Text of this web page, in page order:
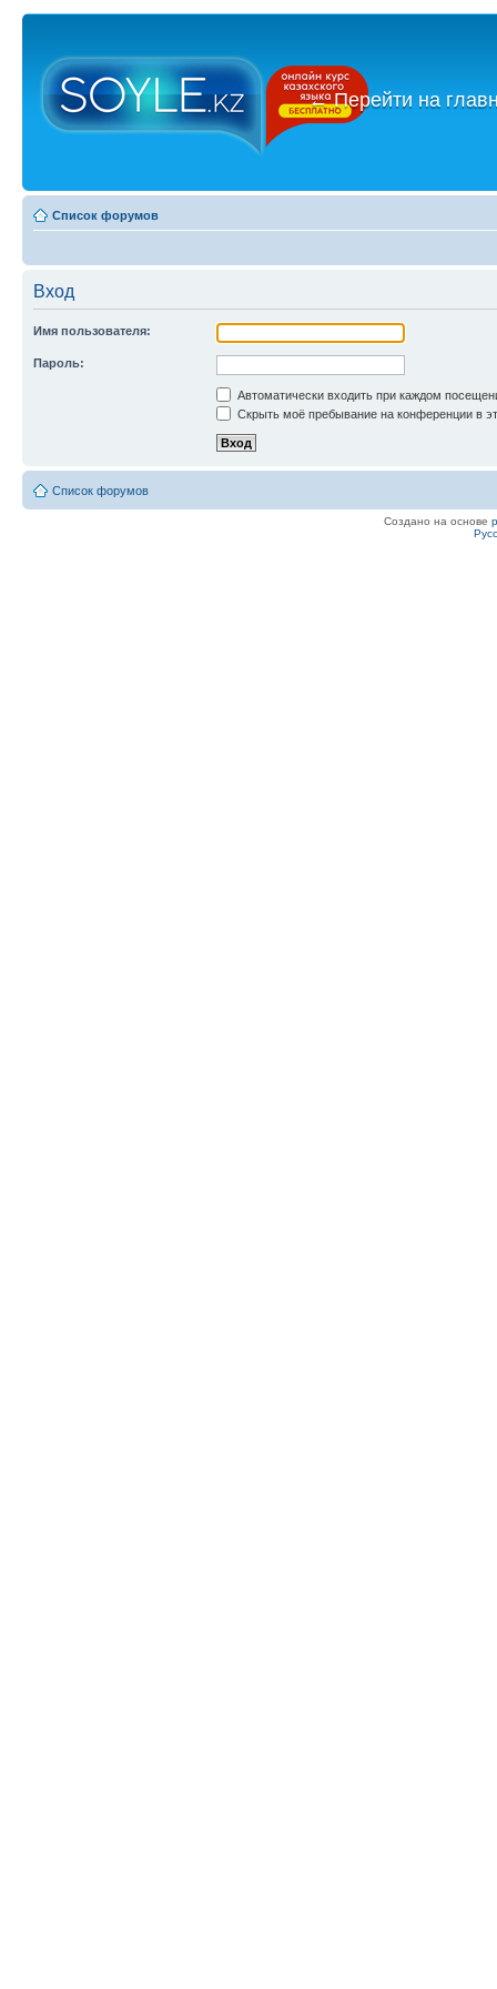
←Перейти на
Список форумов
Вход
Имя пользователя:
Пароль:
Автоматически входить при каждом
Скрыть моё пребывание на конференции в
Список форумов
Создано на основе